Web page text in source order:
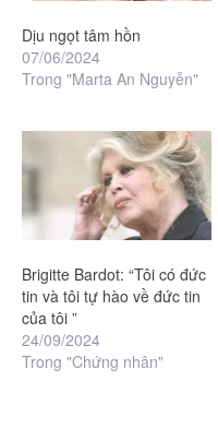
Dịu ngọt tâm hồn
07/06/2024
Trong "Marta An Nguyễn"
Brigitte Bardot: “Tôi có đức
tin và tôi tự hào về đức tin
của tôi ”
24/09/2024
Trong "Chứng nhân"